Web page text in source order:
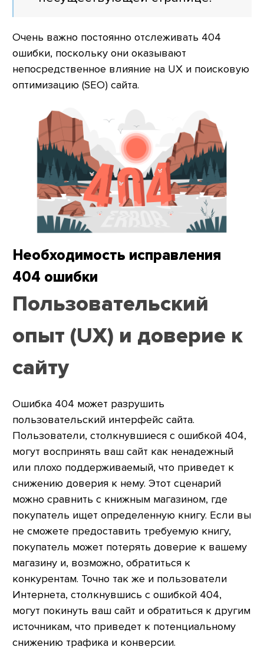
Очень важно постоянно отслеживать 404
ошибки, поскольку они оказывают
непосредственное влияние на UX и поисковую
оптимизацию (SEO) сайта.
Необходимость исправления
404 ошибки
Пользовательский
опыт (UX) и доверие к
сайту
Ошибка 404 может разрушить
пользовательский интерфейс сайта.
Пользователи, столкнувшиеся с ошибкой 404,
могут воспринять ваш сайт как ненадежный
или плохо поддерживаемый, что приведет к
снижению доверия к нему. Этот сценарий
можно сравнить с книжным магазином, где
покупатель ищет определенную книгу. Если вы
не сможете предоставить требуемую книгу,
покупатель может потерять доверие к вашему
магазину и, возможно, обратиться к
конкурентам. Точно так же и пользователи
Интернета, столкнувшись с ошибкой 404,
могут покинуть ваш сайт и обратиться к другим
источникам, что приведет к потенциальному
снижению трафика и конверсии.